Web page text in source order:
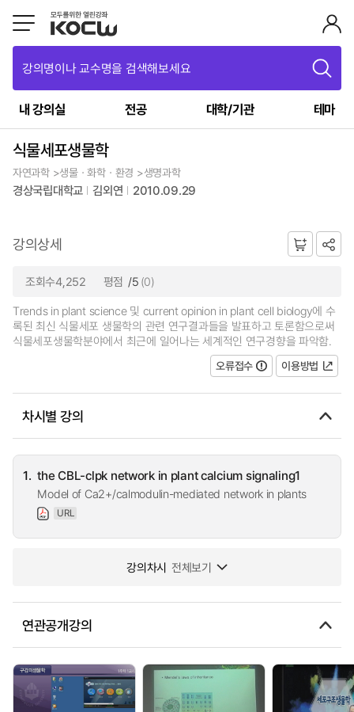
강의명이나 교수명을 검색해보세요
내 강의실 전공 대학/기관 테마
식물세포생물학
자연과학 >생물ㆍ화학ㆍ환경 >생명과학
경상국립대학교 김외연 2010.09.29
강의상세
조회수4,252 평점 /5 (0)
Trends in plant science 및 current opinion in plant cell biology에 수
록된 최신 식물세포 생물학의 관련 연구결과들을 발표하고 토론함으로써
식물세포생물학분야에서 최근에 일어나는 세계적인 연구경향을 파악함.
오류접수
이용방법
차시별 강의
1. the CBL-clpk network in plant calcium signaling1
Model of Ca2+/calmodulin-mediated network in plants
URL
강의차시 전체보기
연관공개강의